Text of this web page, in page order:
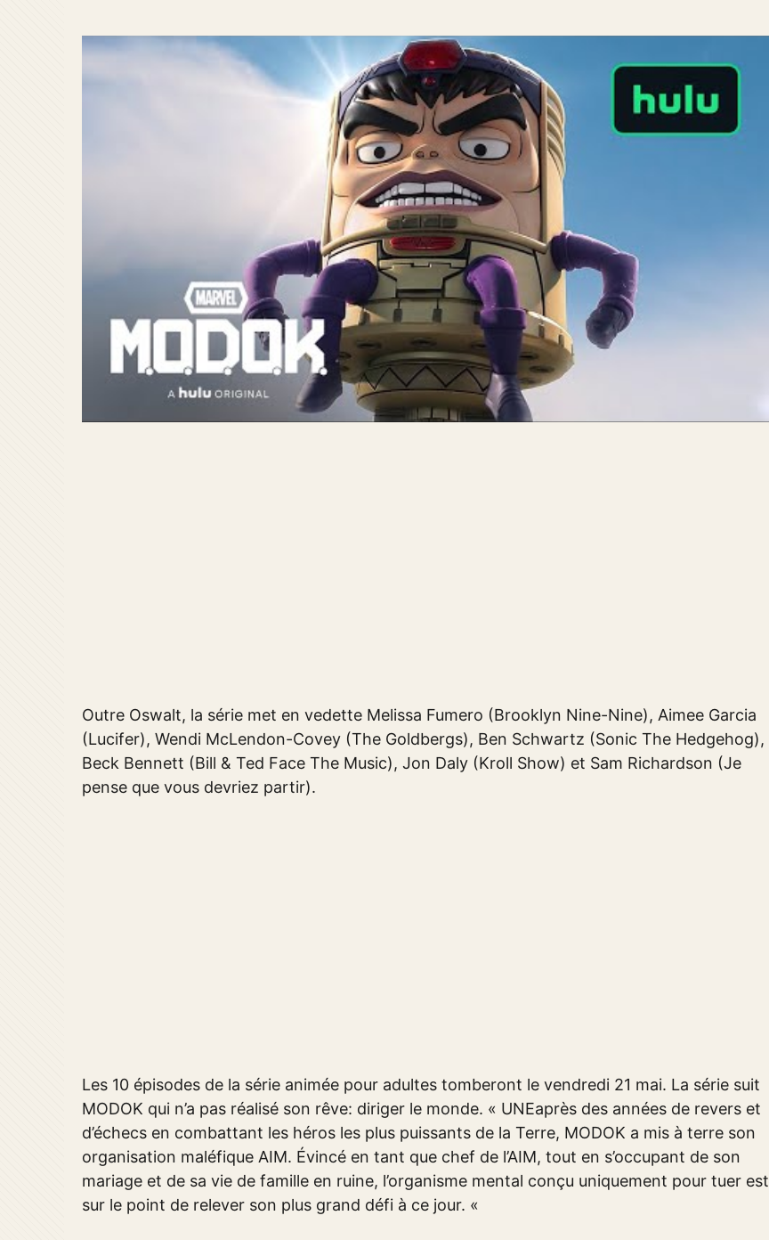
Outre Oswalt, la série met en vedette Melissa Fumero (Brooklyn Nine-Nine), Aimee Garcia
(Lucifer), Wendi McLendon-Covey (The Goldbergs), Ben Schwartz (Sonic The Hedgehog),
Beck Bennett (Bill & Ted Face The Music), Jon Daly (Kroll Show) et Sam Richardson (Je
pense que vous devriez partir).
Les 10 épisodes de la série animée pour adultes tomberont le vendredi 21 mai. La série suit
MODOK qui n’a pas réalisé son rêve: diriger le monde. « UNEaprès des années de revers et
d’échecs en combattant les héros les plus puissants de la Terre, MODOK a mis à terre son
organisation maléfique AIM. Évincé en tant que chef de l’AIM, tout en s’occupant de son
mariage et de sa vie de famille en ruine, l’organisme mental conçu uniquement pour tuer est
sur le point de relever son plus grand défi à ce jour. «